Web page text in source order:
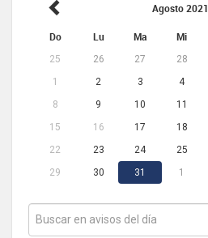
Agosto 2021
Do Lu Ma Mi
25 26 27 28
1
2 3 4
8
9 10 11
15
16 17 18
22
23 24 25
29
30 31 1